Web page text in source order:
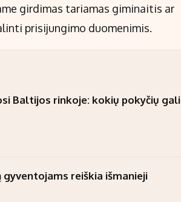
girdimas tariamas giminaitis ar
prisijungimo duomenimis.
Baltijos rinkoje: kokių pokyčių gali
reiškia išmanieji